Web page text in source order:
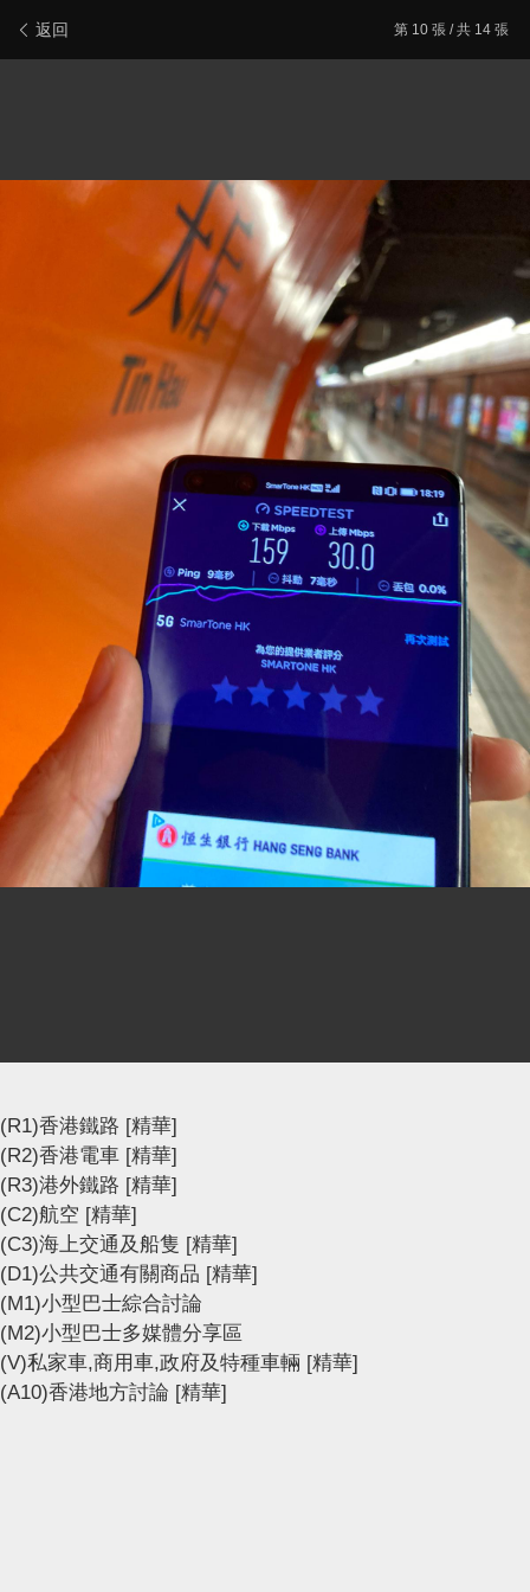
返回 第 10 張 / 共 14 張
分板連結:
(B2)香港巴士討論
[熱門]
[精華]
(B0)香港巴士車務及車廂設備
(B3)巴士攝影作品貼圖區
[精華]
(B3i)即拍即貼 -手機相&翻拍Mon相
(B4)兩岸三地巴士討論 [精華]
(B5)外地巴士討論 [精華]
(B6)旅遊巴士及過境巴士 [精華]
(R1)香港鐵路 [精華]
(R2)香港電車 [精華]
(R3)港外鐵路 [精華]
(C2)航空 [精華]
(C3)海上交通及船隻 [精華]
(D1)公共交通有關商品 [精華]
(M1)小型巴士綜合討論
(M2)小型巴士多媒體分享區
(V)私家車,商用車,政府及特種車輛 [精華]
(A10)香港地方討論 [精華]